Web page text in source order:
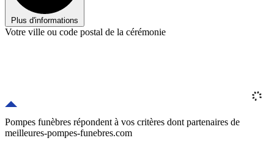
Plus d'informations
Votre ville ou code postal de la cérémonie
Pompes funèbres répondent à vos critères dont partenaires de
meilleures-pompes-funebres.com